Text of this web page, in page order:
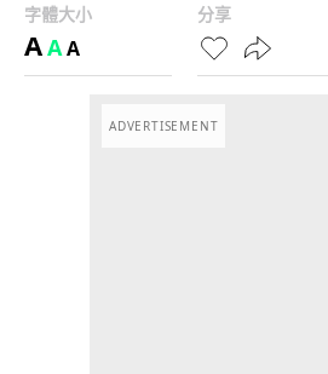
字體大小
AAA
分享
ADVERTISEMENT